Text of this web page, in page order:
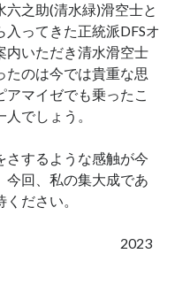
之助(清水緑)滑空士と
ってきた正統派DFSオ
内いただき清水滑空士
たのは今では貴重な思
マイゼでも乗ったこ
でしょう。
さするような感触が今
今回、私の集大成であ
ださい。